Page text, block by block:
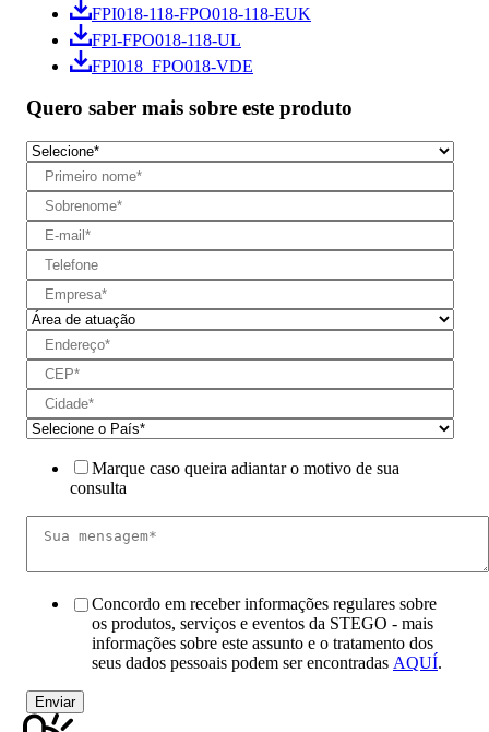
FPI018-118-FPO018-118-EUK
FPI-FPO018-118-UL
FPI018_FPO018-VDE
Quero saber mais sobre este produto
Marque caso queira adiantar o motivo de sua
consulta
Concordo em receber informações regulares sobre
os produtos, serviços e eventos da STEGO - mais
informações sobre este assunto e o tratamento dos
seus dados pessoais podem ser encontradas AQUÍ.